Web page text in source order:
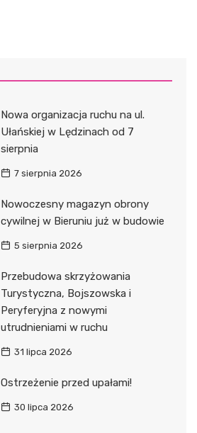
Nowa organizacja ruchu na ul.
Ułańskiej w Lędzinach od 7
sierpnia
7 sierpnia 2026
Nowoczesny magazyn obrony
cywilnej w Bieruniu już w budowie
5 sierpnia 2026
Przebudowa skrzyżowania
Turystyczna, Bojszowska i
Peryferyjna z nowymi
utrudnieniami w ruchu
31 lipca 2026
Ostrzeżenie przed upałami!
30 lipca 2026